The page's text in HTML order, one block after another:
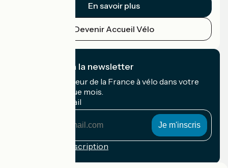
En savoir plus
Devenir Accueil Vélo
Je m'abonne à la newsletter
Recevez le meilleur de la France à vélo dans votre
boîte mail chaque mois.
Mon adresse mail
Conditions d'inscription